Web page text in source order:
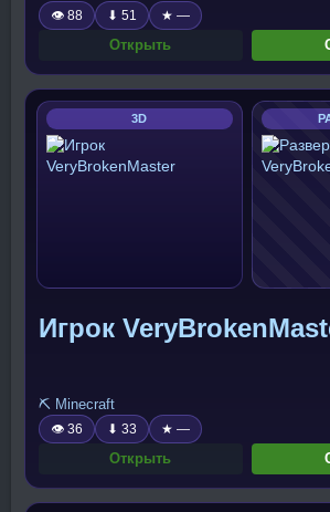
👁 88 ⬇ 51 ★ —
Открыть
3D
Игрок
⛏️ Minecraft
👁 36 ⬇ 33 ★ —
Открыть